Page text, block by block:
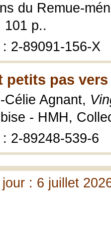
du Remue-
101 p..
2-89091-156-X
petits pas vers
Célie Agnant,
- HMH,
2-89248-539-6
: 6 juillet